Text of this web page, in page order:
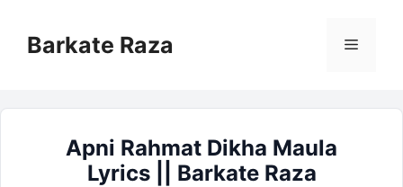
contentBarkate Raza Menu
Apni Rahmat Dikha Maula
Lyrics || Barkate Raza